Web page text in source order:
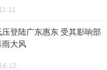
登陆广东惠东 受其影响部
雨大风